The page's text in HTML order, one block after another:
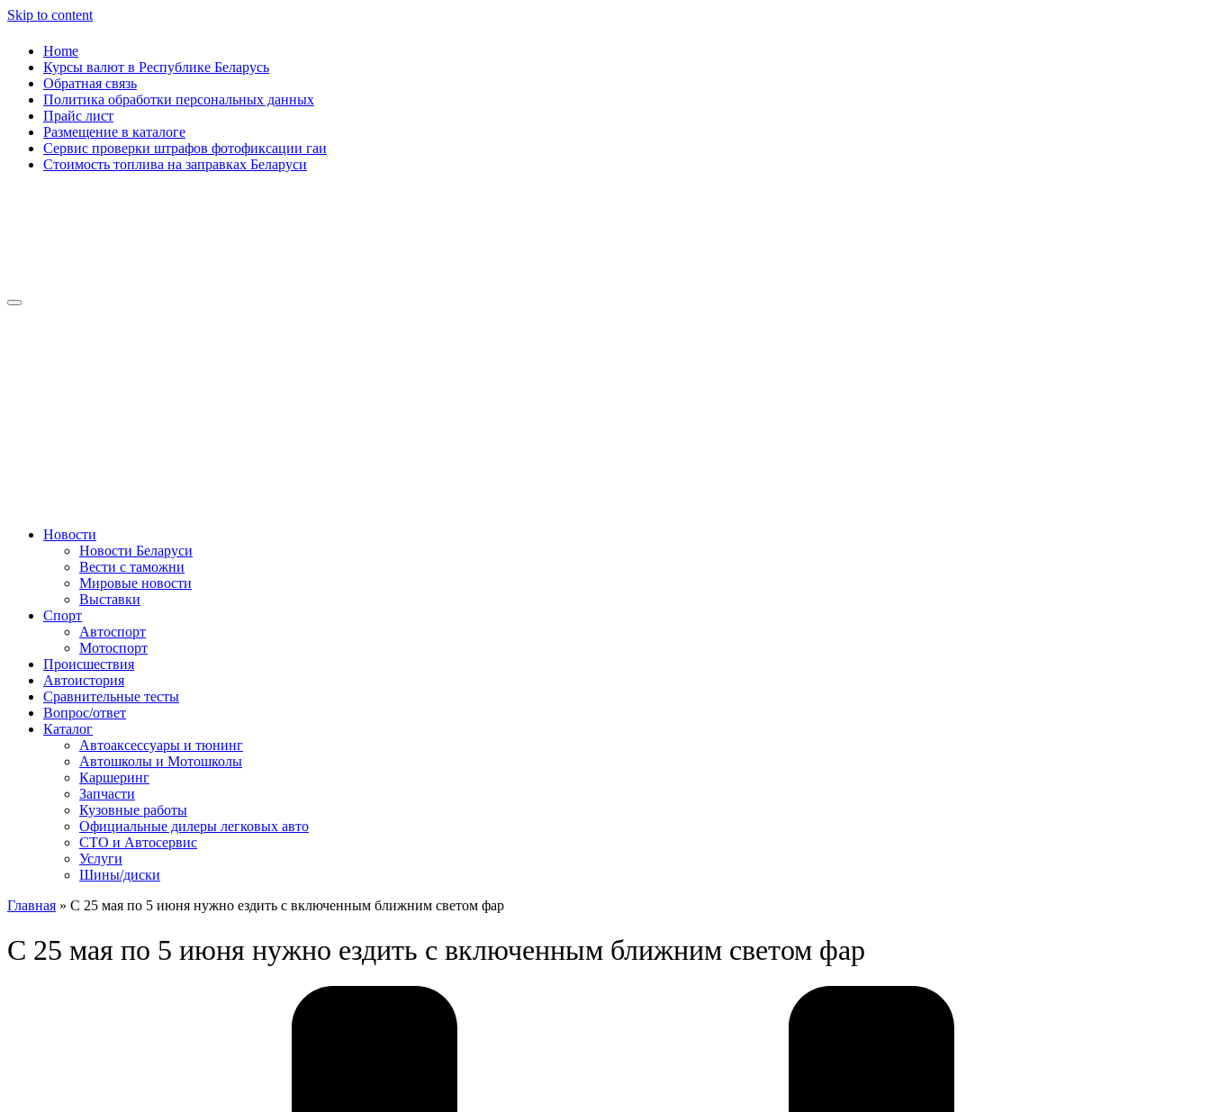
Skip to content
Home
Курсы валют в Республике Беларусь
Обратная связь
Политика обработки персональных данных
Прайс лист
Размещение в каталоге
Сервис проверки штрафов фотофиксации гаи
Стоимость топлива на заправках Беларуси
Сайт про автомобили
Новости
Новости Беларуси
Вести с таможни
Мировые новости
Выставки
Спорт
Автоспорт
Мотоспорт
Происшествия
Автоистория
Сравнительные тесты
Вопрос/ответ
Каталог
Автоакcессуары и тюнинг
Автошколы и Мотошколы
Каршеринг
Запчасти
Кузовные работы
Официальные дилеры легковых авто
СТО и Автосервис
Услуги
Шины/диски
Главная » С 25 мая по 5 июня нужно ездить с включенным ближним светом фар
С 25 мая по 5 июня нужно ездить с включенным ближним светом фар